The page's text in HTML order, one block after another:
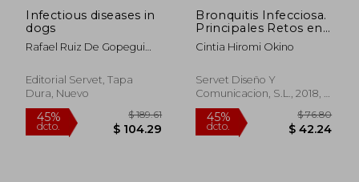
Infectious diseases in
dogs
Rafael Ruiz De Gopegui
Editorial Servet, Tapa
Dura, Nuevo
Bronquitis Infecciosa.
Principales Retos en
Avicultura
Cintia Hiromi Okino
Servet Diseño Y
Comunicacion, S.L., 2018, 1
Edición, Tapa Blanda,
Nuevo